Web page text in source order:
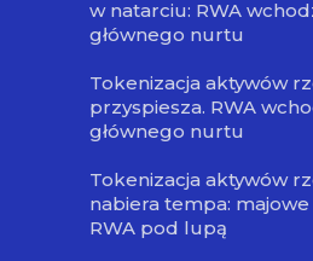
w natarciu: RWA
głównego nurtu
Tokenizacja aktywów
przyspiesza. RWA
głównego nurtu
Tokenizacja aktywów
nabiera tempa:
RWA pod lupą